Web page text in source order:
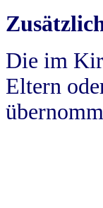
Die im
Eltern